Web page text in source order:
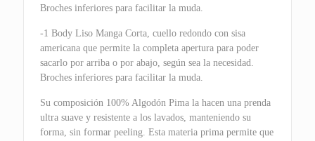
Broches inferiores para facilitar la muda.
-1 Body Liso Manga Corta, cuello redondo con sisa
americana que permite la completa apertura para poder
sacarlo por arriba o por abajo, según sea la necesidad.
Broches inferiores para facilitar la muda.
Su composición 100% Algodón Pima la hacen una prenda
ultra suave y resistente a los lavados, manteniendo su
forma, sin formar peeling. Esta materia prima permite que